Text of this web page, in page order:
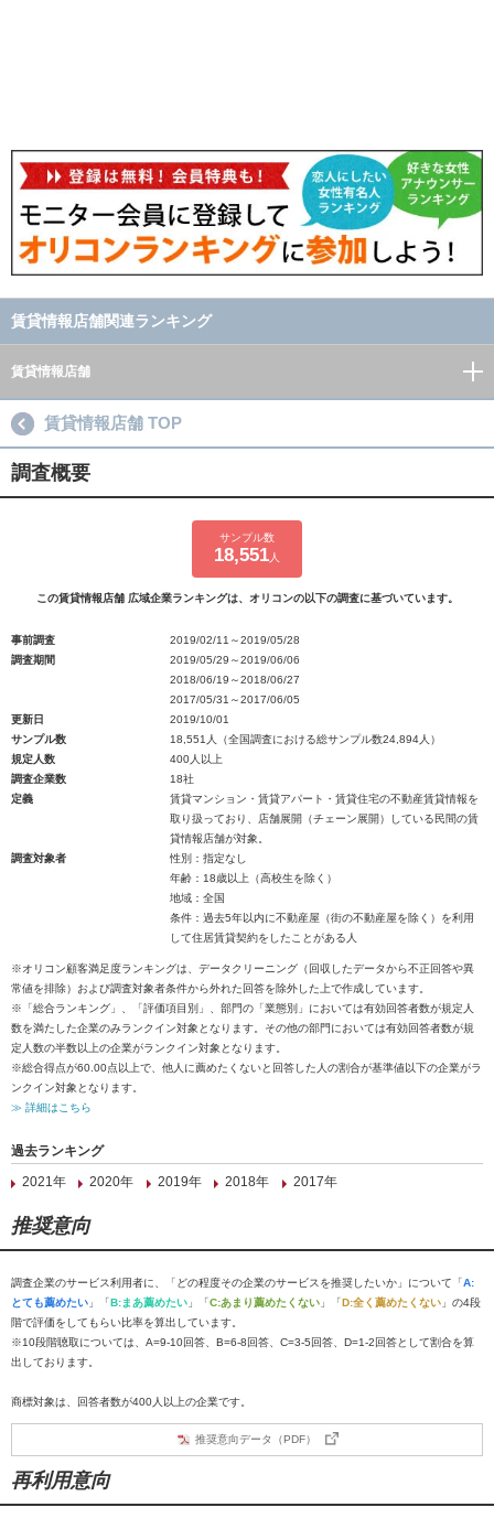
賃貸情報店舗関連ランキング
賃貸情報店舗
賃貸情報店舗 TOP
調査概要
サンプル数
18,551 人
この賃貸情報店舗 広域企業ランキングは、オリコンの以下の調査に基づいています。
事前調査
2019/02/11～2019/05/28
調査期間
2019/05/29～2019/06/06
2018/06/19～2018/06/27
2017/05/31～2017/06/05
更新日
2019/10/01
サンプル数
18,551人（全国調査における総サンプル数24,894人）
規定人数
400人以上
調査企業数
18社
定義
賃貸マンション・賃貸アパート・賃貸住宅の不動産賃貸情報を
取り扱っており、店舗展開（チェーン展開）している民間の賃
貸情報店舗が対象。
調査対象者
性別：指定なし
年齢：18歳以上（高校生を除く）
地域：全国
条件：過去5年以内に不動産屋（街の不動産屋を除く）を利用
して住居賃貸契約をしたことがある人
※オリコン顧客満足度ランキングは、データクリーニング（回収したデータから不正回答や異
常値を排除）および調査対象者条件から外れた回答を除外した上で作成しています。
※「総合ランキング」、「評価項目別」、部門の「業態別」においては有効回答者数が規定人
数を満たした企業のみランクイン対象となります。その他の部門においては有効回答者数が規
定人数の半数以上の企業がランクイン対象となります。
※総合得点が60.00点以上で、他人に薦めたくないと回答した人の割合が基準値以下の企業がラ
ンクイン対象となります。
≫ 詳細はこちら
過去ランキング
2021年
2020年 2019年 2018年 2017年
推奨意向
調査企業のサービス利用者に、「どの程度その企業のサービスを推奨したいか」について「A:
とても薦めたい 」「B:まあ薦めたい 」「C:あまり薦めたくない 」「D:全く薦めたくない 」の4段
階で評価をしてもらい比率を算出しています。
※10段階聴取については、A=9-10回答、B=6-8回答、C=3-5回答、D=1-2回答として割合を算
出しております。
商標対象は、回答者数が400人以上の企業です。
推奨意向データ（PDF）
再利用意向